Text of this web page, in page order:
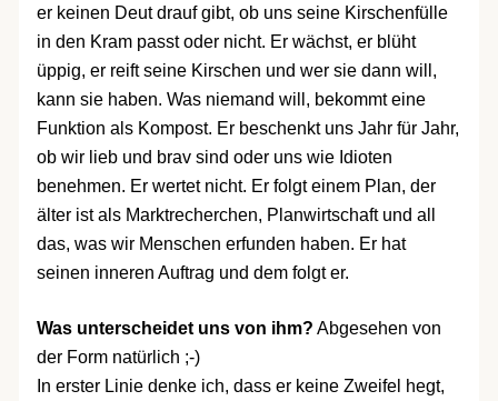
er keinen Deut drauf gibt, ob uns seine Kirschenfülle
in den Kram passt oder nicht. Er wächst, er blüht
üppig, er reift seine Kirschen und wer sie dann will,
kann sie haben. Was niemand will, bekommt eine
Funktion als Kompost. Er beschenkt uns Jahr für Jahr,
ob wir lieb und brav sind oder uns wie Idioten
benehmen. Er wertet nicht. Er folgt einem Plan, der
älter ist als Marktrecherchen, Planwirtschaft und all
das, was wir Menschen erfunden haben. Er hat
seinen inneren Auftrag und dem folgt er.
Was unterscheidet uns von ihm? Abgesehen von
der Form natürlich ;-)
In erster Linie denke ich, dass er keine Zweifel hegt,